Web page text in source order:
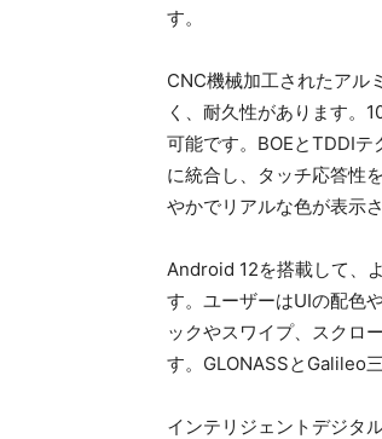
す。
CNC機械加工されたアル
く、耐久性があります。
可能です。BOEとTDDI
に統合し、タッチ応答性
やかでリアルな色が表示さ
Android 12を搭載して、
す。ユーザーはUIの配色
ックやスワイプ、スクロ
す。GLONASSとGalileo
インテリジェントデジタ